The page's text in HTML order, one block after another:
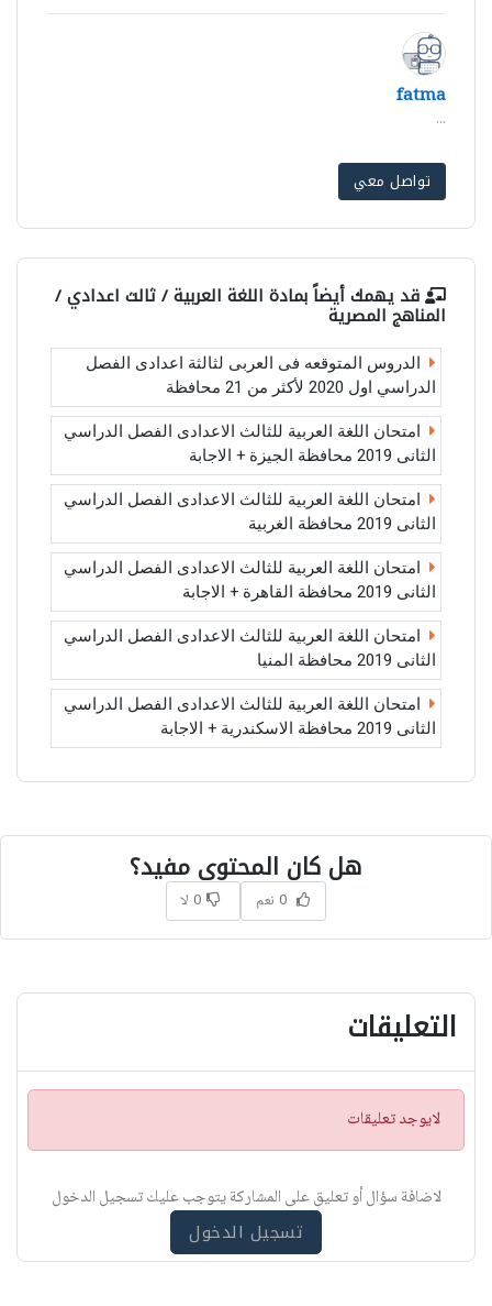
fatma
...
تواصل معي
قد يهمك أيضاً بمادة اللغة العربية / ثالث اعدادي /
المناهج المصرية
الدروس المتوقعه فى العربى لثالثة اعدادى الفصل
الدراسي اول 2020 لأكثر من 21 محافظة
امتحان اللغة العربية للثالث الاعدادى الفصل الدراسي
الثانى 2019 محافظة الجيزة + الاجابة
امتحان اللغة العربية للثالث الاعدادى الفصل الدراسي
الثانى 2019 محافظة الغربية
امتحان اللغة العربية للثالث الاعدادى الفصل الدراسي
الثانى 2019 محافظة القاهرة + الاجابة
امتحان اللغة العربية للثالث الاعدادى الفصل الدراسي
الثانى 2019 محافظة المنيا
امتحان اللغة العربية للثالث الاعدادى الفصل الدراسي
الثانى 2019 محافظة الاسكندرية + الاجابة
هل كان المحتوى مفيد؟
0 نعم 0 لا
التعليقات
ت
ن
ي
لايوجد تعليقات
لاضافة سؤال أو تعليق على المشاركة يتوجب عليك تسجيل الدخول
تسجيل الدخول